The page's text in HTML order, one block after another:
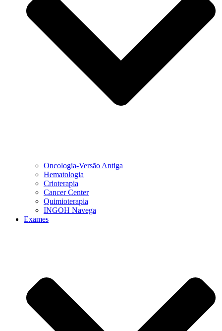
Oncologia-Versão Antiga
Hematologia
Crioterapia
Cancer Center
Quimioterapia
INGOH Navega
Exames